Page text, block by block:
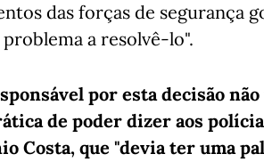
das forças de segurança
a resolvê-lo".
por esta decisão
de poder dizer aos
Costa, que "devia ter uma